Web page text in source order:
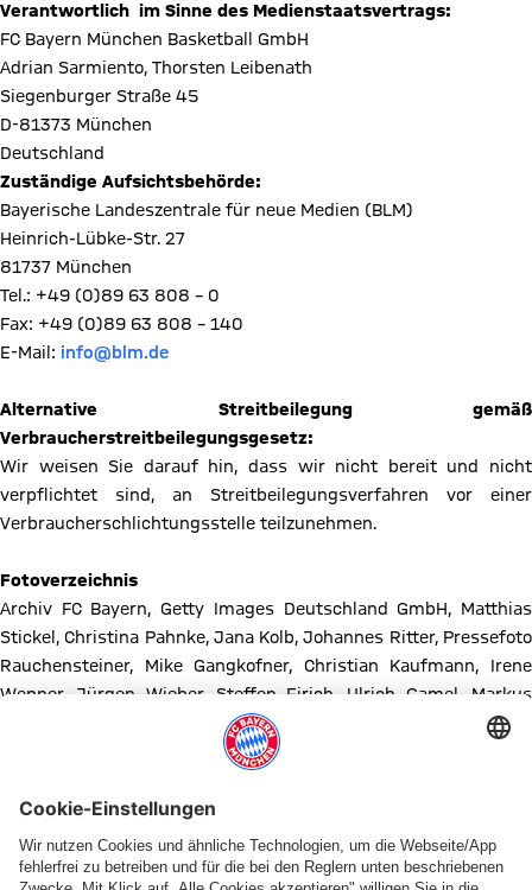
Verantwortlich im Sinne des Medienstaatsvertrags:
FC Bayern München Basketball GmbH
Adrian Sarmiento, Thorsten Leibenath
Siegenburger Straße 45
D-81373 München
Deutschland
Zuständige Aufsichtsbehörde:
Bayerische Landeszentrale für neue Medien (BLM)
Heinrich-Lübke-Str. 27
81737 München
Tel.: +49 (0)89 63 808 – 0
Fax: +49 (0)89 63 808 – 140
E-Mail: info@blm.de
Alternative Streitbeilegung gemäß
Verbraucherstreitbeilegungsgesetz:
Wir weisen Sie darauf hin, dass wir nicht bereit und nicht
verpflichtet sind, an Streitbeilegungsverfahren vor einer
Verbraucherschlichtungsstelle teilzunehmen.
Fotoverzeichnis
Archiv FC Bayern, Getty Images Deutschland GmbH, Matthias
Stickel, Christina Pahnke, Jana Kolb, Johannes Ritter, Pressefoto
Rauchensteiner, Mike Gangkofner, Christian Kaufmann, Irene
Wepner, Jürgen Wieber, Steffen Eirich, Ulrich Gamel, Markus
Berger, Roman Lang, Ulf Duda
FC Bayern München e.V. Alle Rechte bleiben vorbehalten.
Vervielfältigung im Ganzen oder in Teilen ist ohne ausdrückliche
Genehmigung des FC Bayern in jeglicher Form auf jedem